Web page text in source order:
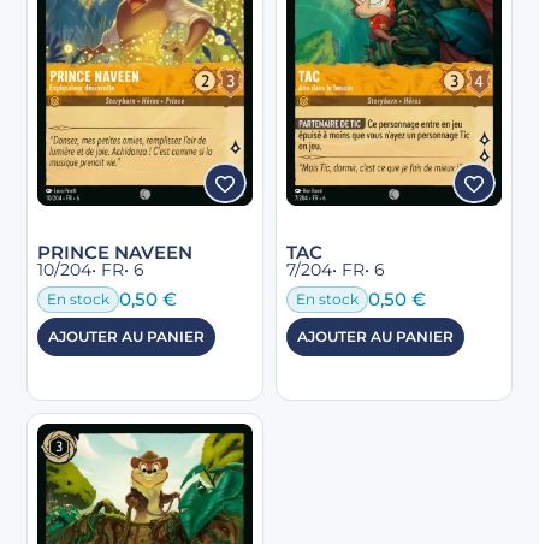
PRINCE NAVEEN
10/204• FR• 6
En stock 0,50€
AJOUTER AU PANIER
TAC
7/204• FR• 6
En stock 0,50 €
AJOUTER AU PANIER